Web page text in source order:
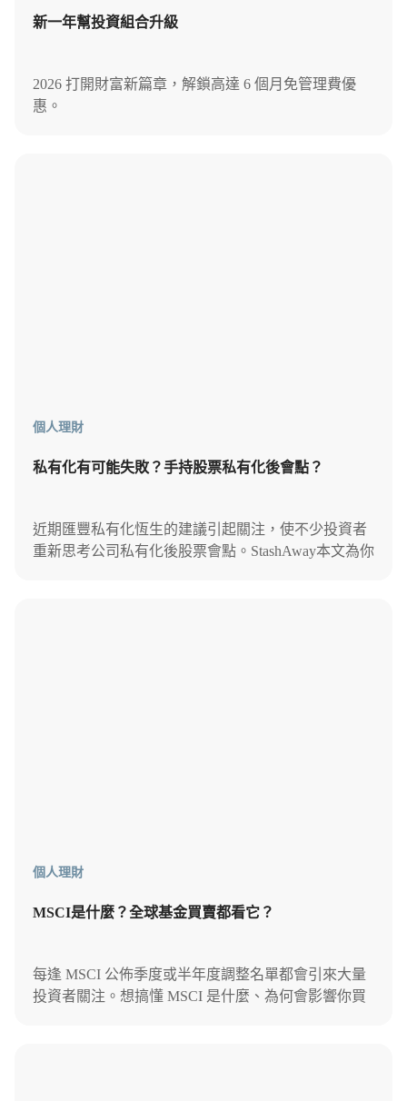
新一年幫投資組合升級
2026 打開財富新篇章，解鎖高達 6 個月免管理費優
惠。
個人理財
私有化有可能失敗？手持股票私有化後會點？
近期匯豐私有化恆生的建議引起關注，使不少投資者
重新思考公司私有化後股票會點。StashAway本文為你
個人理財
MSCI是什麼？全球基金買賣都看它？
每逢 MSCI 公佈季度或半年度調整名單都會引來大量
投資者關注。想搞懂 MSCI 是什麼、為何會影響你買